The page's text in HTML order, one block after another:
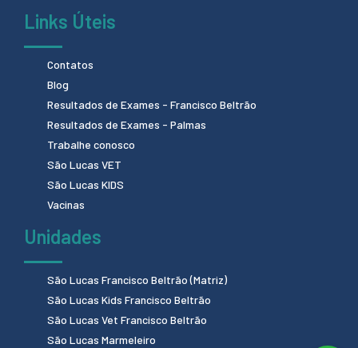
Links Úteis
Contatos
Blog
Resultados de Exames - Francisco Beltrão
Resultados de Exames - Palmas
Trabalhe conosco
São Lucas VET
São Lucas KIDS
Vacinas
Unidades
São Lucas Francisco Beltrão (Matriz)
São Lucas Kids Francisco Beltrão
São Lucas Vet Francisco Beltrão
São Lucas Marmeleiro